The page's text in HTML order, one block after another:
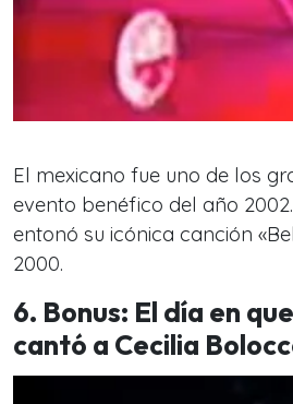
El mexicano fue uno de los
evento benéfico del año
entonó su icónica canción
2000.
6. Bonus: El día en
cantó a Cecilia